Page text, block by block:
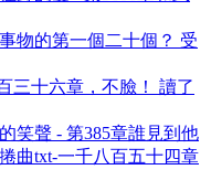
物的第一個二十個？ 受
三十六章，不臉！ 讀了
笑聲 - 第385章誰見到他
曲txt-一千八百五十四章